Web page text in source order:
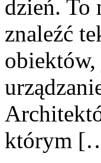
dzień. To
znaleźć
którym